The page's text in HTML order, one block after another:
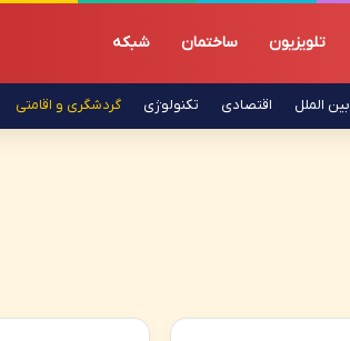
تلویزیون ساختمان شبکه
بین الملل اقتصادی تکنولوژی گردشگری و اقامتی